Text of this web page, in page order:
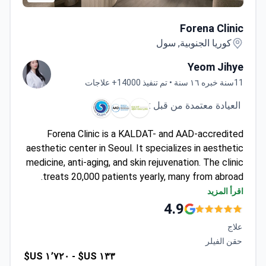
Forena Clinic
كوريا الجنوبية, سول
Yeom Jihye
11سنة خبره ١٦ سنة • تم تنفيذ 14000+ علاجات
العيادة معتمدة من قبل :
Forena Clinic is a KALDAT- and AAD-accredited
aesthetic center in Seoul. It specializes in aesthetic
medicine, anti-aging, and skin rejuvenation. The clinic
treats 20,000 patients yearly, many from abroad.
Uses FDA- and KFDA-approved devices for
procedures like Ultherapy Prime and Thermage
Offers VIP and VVIP suites with private
treatment and recovery rooms.
Featured in Harper’s Bazaar Singapore for
اقرأ المزيد
4.9
علاج
حقن الفيلر
١٣٣ US$ - ١٬٧٢٠ US$